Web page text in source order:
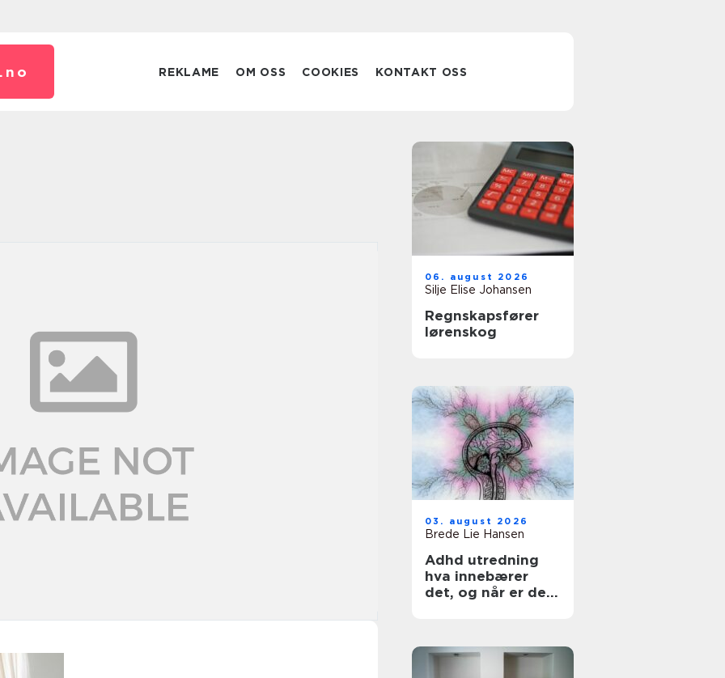
no REKLAME OM OSS COOKIES KONTAKT OSS
06. august 2026
Silje Elise Johansen
Regnskapsfører
lørenskog
03. august 2026
Brede Lie Hansen
Adhd utredning
hva innebærer
det, og når er det